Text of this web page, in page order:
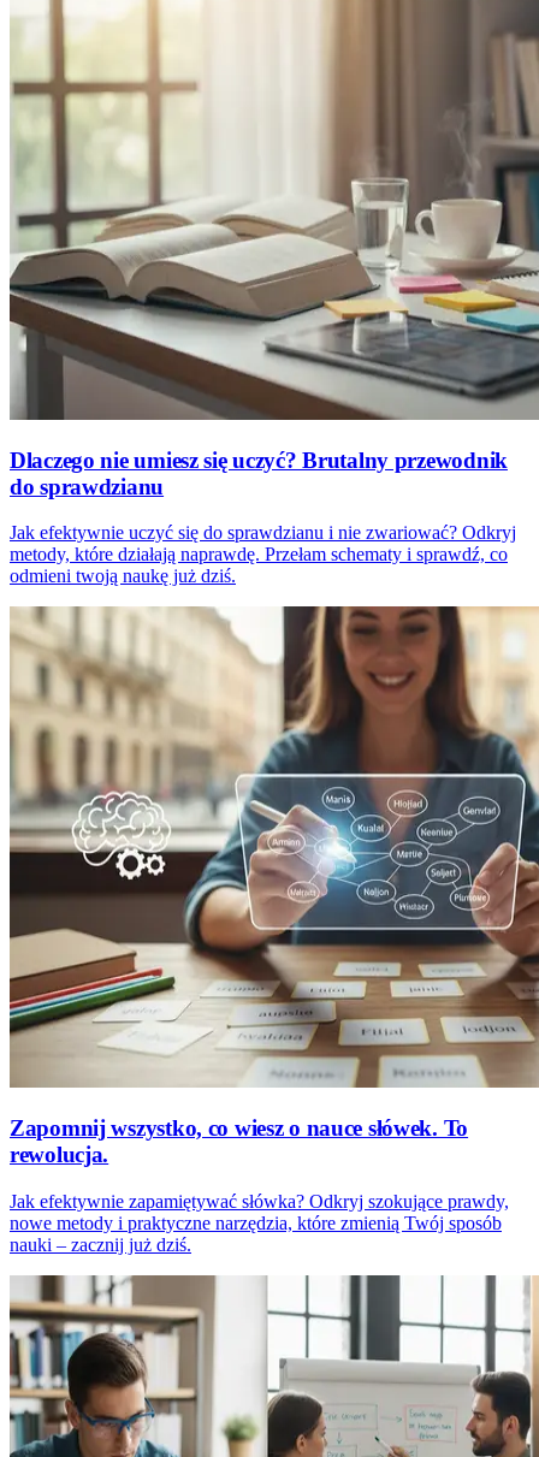
Dlaczego nie umiesz się uczyć? Brutalny przewodnik
do sprawdzianu
Jak efektywnie uczyć się do sprawdzianu i nie zwariować? Odkryj
metody, które działają naprawdę. Przełam schematy i sprawdź, co
odmieni twoją naukę już dziś.
Zapomnij wszystko, co wiesz o nauce słówek. To
rewolucja.
Jak efektywnie zapamiętywać słówka? Odkryj szokujące prawdy,
nowe metody i praktyczne narzędzia, które zmienią Twój sposób
nauki – zacznij już dziś.